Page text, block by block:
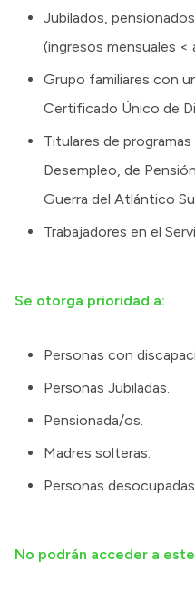
Jubilados,
(ingresos mensuales
Grupo familiares con
Certificado Único de
Titulares de
Desempleo, de
Guerra del Atlántico
Trabajadores en el
Se otorga prioridad a:
Personas con
Personas Jubiladas.
Pensionada/os.
Madres solteras.
Personas
No podrán acceder a